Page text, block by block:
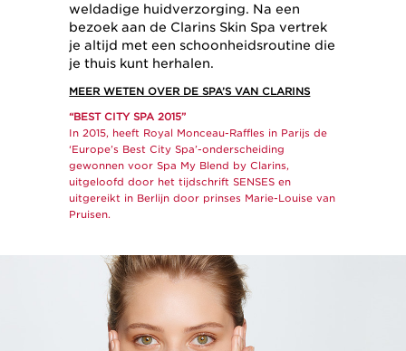
weldadige huidverzorging. Na een
bezoek aan de Clarins Skin Spa vertrek
je altijd met een schoonheidsroutine die
je thuis kunt herhalen.
MEER WETEN OVER DE SPA’S VAN CLARINS
“BEST CITY SPA 2015”
In 2015, heeft Royal Monceau-Raffles in Parijs de
‘Europe’s Best City Spa’-onderscheiding
gewonnen voor Spa My Blend by Clarins,
uitgeloofd door het tijdschrift SENSES en
uitgereikt in Berlijn door prinses Marie-Louise van
Pruisen.